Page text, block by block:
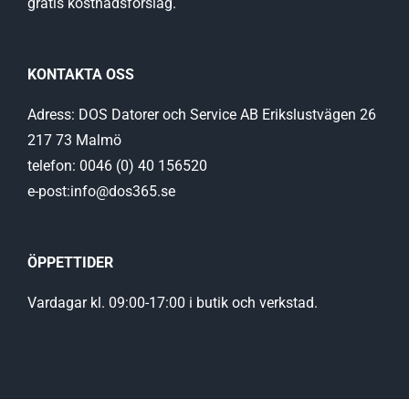
KONTAKTA OSS
Adress: DOS Datorer och Service AB Erikslustvägen 26
217 73 Malmö
telefon: 0046 (0) 40 156520
e-post:info@dos365.se
ÖPPETTIDER
Vardagar kl. 09:00-17:00 i butik och verkstad.